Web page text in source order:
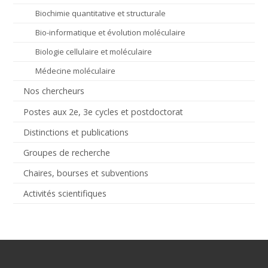
Biochimie quantitative et structurale
Bio-informatique et évolution moléculaire
Biologie cellulaire et moléculaire
Médecine moléculaire
Nos chercheurs
Postes aux 2e, 3e cycles et postdoctorat
Distinctions et publications
Groupes de recherche
Chaires, bourses et subventions
Activités scientifiques